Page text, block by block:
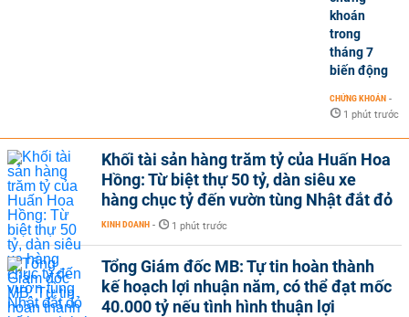
khoán
trong
tháng 7
biến động
CHỨNG KHOÁN -
1 phút trước
Khối tài sản hàng trăm tỷ của Huấn Hoa
Hồng: Từ biệt thự 50 tỷ, dàn siêu xe
hàng chục tỷ đến vườn tùng Nhật đắt đỏ
KINH DOANH - 1 phút trước
Tổng Giám đốc MB: Tự tin hoàn thành
kế hoạch lợi nhuận năm, có thể đạt mốc
40.000 tỷ nếu tình hình thuận lợi